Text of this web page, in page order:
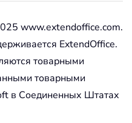
www.extendoffice.com.
ExtendOffice.
товарными
товарными
в Соединенных Штатах